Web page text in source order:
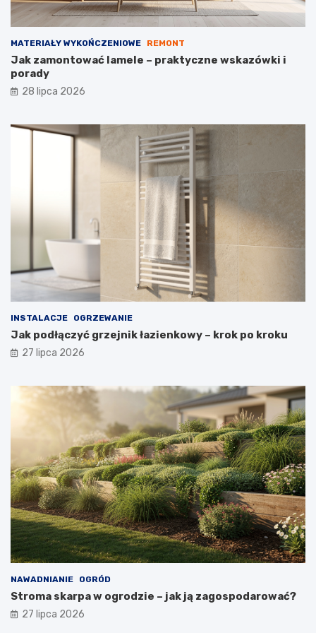
w
MATERIAŁY WYKOŃCZENIOWE REMONT
Jak zamontować lamele – praktyczne wskazówki i
porady
28 lipca 2026
INSTALACJE OGRZEWANIE
Jak podłączyć grzejnik łazienkowy – krok po kroku
27 lipca 2026
NAWADNIANIE OGRÓD
Stroma skarpa w ogrodzie – jak ją zagospodarować?
27 lipca 2026